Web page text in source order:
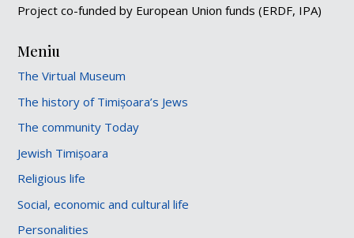
Project co-funded by European Union funds (ERDF, IPA)
Meniu
The Virtual Museum
The history of Timișoara’s Jews
The community Today
Jewish Timișoara
Religious life
Social, economic and cultural life
Personalities